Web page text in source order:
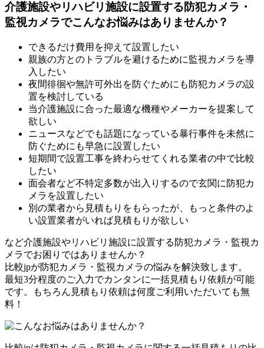
介護施設やリハビリ施設に設置する防犯カメラ・
監視カメラでこんなお悩みはありませんか？
できるだけ費用を抑えて設置したい
親族の方とのトラブルを避けるために監視カメラを導
入したい
夜間徘徊や無許可外出を防ぐためにも防犯カメラの設
置を検討している
当介護施設に合った最適な機種やメーカーを提案して
欲しい
ニュースなどでも話題になっている暴行事件を未然に
防ぐためにも早急に設置したい
短期間で設置工事を終わらせてくれる業者の中で比較
したい
面会者など不特定多数が出入りするので玄関に防犯カ
メラを設置したい
別の業者から見積もりをもらったが、もっと条件のよ
い設置業者がいれば見積もりが欲しい
など介護施設やリハビリ施設に設置する防犯カメラ・監視カ
メラでお困りではありませんか？
比較jpが防犯カメラ・監視カメラの悩みを解決致します。
最短3分程度のご入力でカンタンに一括見積もり依頼が可能
です。もちろん見積もり依頼は何度ご利用いただいても無
料！